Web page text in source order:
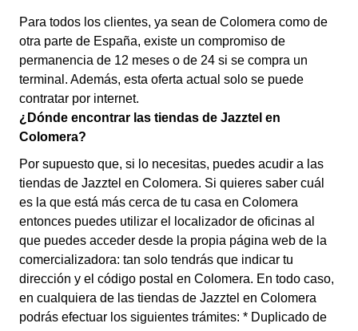
Para todos los clientes, ya sean de Colomera como de
otra parte de España, existe un compromiso de
permanencia de 12 meses o de 24 si se compra un
terminal. Además, esta oferta actual solo se puede
contratar por internet.
¿Dónde encontrar las tiendas de Jazztel en
Colomera?
Por supuesto que, si lo necesitas, puedes acudir a las
tiendas de Jazztel en Colomera. Si quieres saber cuál
es la que está más cerca de tu casa en Colomera
entonces puedes utilizar el localizador de oficinas al
que puedes acceder desde la propia página web de la
comercializadora: tan solo tendrás que indicar tu
dirección y el código postal en Colomera. En todo caso,
en cualquiera de las tiendas de Jazztel en Colomera
podrás efectuar los siguientes trámites: * Duplicado de